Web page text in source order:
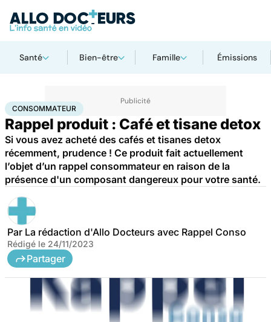
Santé Bien-être Famille Émissions
AccueilSantéConsommateur
CONSOMMATEUR
Rappel produit : Café et tisane detox
Si vous avez acheté des cafés et tisanes detox
récemment, prudence ! Ce produit fait actuellement
l’objet d’un rappel consommateur en raison de la
présence d'un composant dangereux pour votre santé.
Par La rédaction d'Allo Docteurs avec Rappel Conso
Rédigé le 24/11/2023
Partager